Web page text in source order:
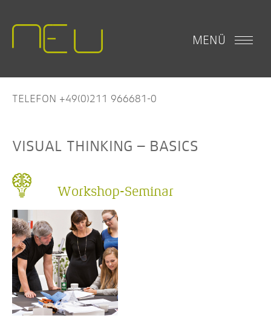
MENÜ
TELEFON +49(0)211 966681-0
VISUAL THINKING – BASICS
Workshop-Seminar